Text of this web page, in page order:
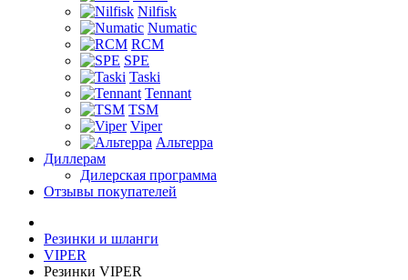
Nilfisk
Numatic
RCM
SPE
Taski
Tennant
TSM
Viper
Альтерра
Диллерам
Дилерская программа
Отзывы покупателей
Резинки и шланги
VIPER
Резинки VIPER